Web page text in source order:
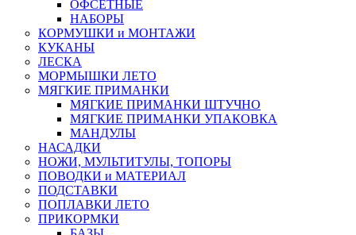
ОФСЕТНЫЕ
НАБОРЫ
КОРМУШКИ и МОНТАЖИ
КУКАНЫ
ЛЕСКА
МОРМЫШКИ ЛЕТО
МЯГКИЕ ПРИМАНКИ
МЯГКИЕ ПРИМАНКИ ШТУЧНО
МЯГКИЕ ПРИМАНКИ УПАКОВКА
МАНДУЛЫ
НАСАДКИ
НОЖИ, МУЛЬТИТУЛЫ, ТОПОРЫ
ПОВОДКИ и МАТЕРИАЛ
ПОДСТАВКИ
ПОПЛАВКИ ЛЕТО
ПРИКОРМКИ